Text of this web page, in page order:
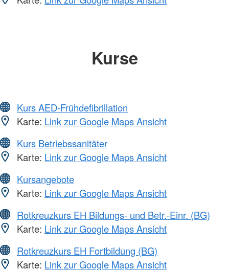
Kurse
Kurs AED-Frühdefibrillation
Karte: Link zur Google Maps Ansicht
Kurs Betriebssanitäter
Karte: Link zur Google Maps Ansicht
Kursangebote
Karte: Link zur Google Maps Ansicht
Rotkreuzkurs EH Bildungs- und Betr.-Einr. (BG)
Karte: Link zur Google Maps Ansicht
Rotkreuzkurs EH Fortbildung (BG)
Karte: Link zur Google Maps Ansicht